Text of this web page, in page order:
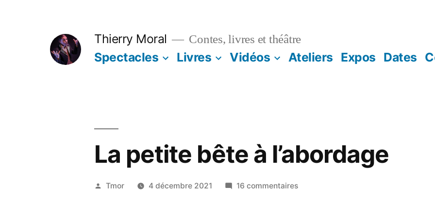
Thierry Moral Contes, livres et théâtre
Spectacles Livres Vidéos Ateliers Expos Dates
La petite bête à l’abordage
Publié
Tmor 4 décembre 2021 16 commentairessur